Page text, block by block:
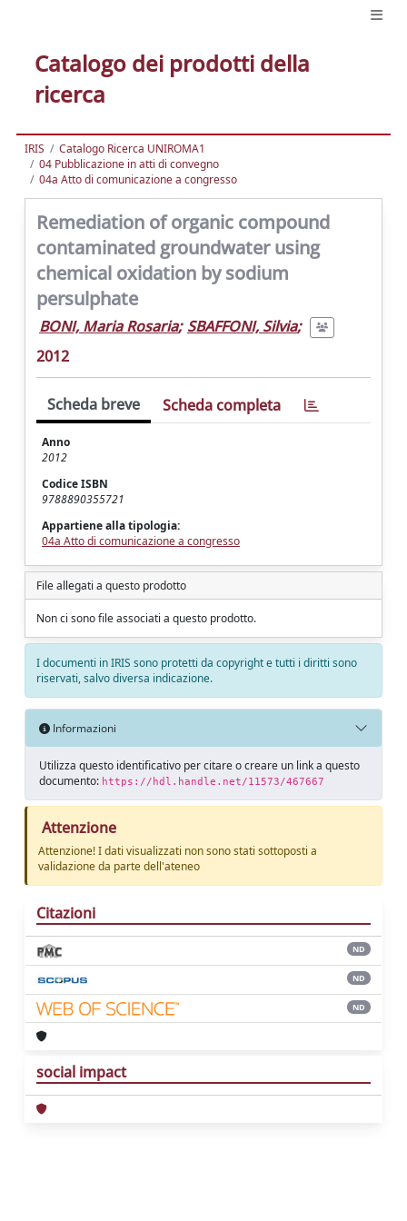
Catalogo dei prodotti della
ricerca
IRIS
Catalogo Ricerca UNIROMA1
04 Pubblicazione in atti di convegno
04a Atto di comunicazione a congresso
Remediation of organic compound
contaminated groundwater using
chemical oxidation by sodium
persulphate
BONI, Maria Rosaria; SBAFFONI, Silvia;
2012
Scheda breve Scheda completa
Anno
2012
Codice ISBN
9788890355721
Appartiene alla tipologia:
04a Atto di comunicazione a congresso
File allegati a questo prodotto
Non ci sono file associati a questo prodotto.
I documenti in IRIS sono protetti da copyright e tutti i diritti sono
riservati, salvo diversa indicazione.
Informazioni
Utilizza questo identificativo per citare o creare un link a questo
documento: https://hdl.handle.net/11573/467667
Attenzione
Attenzione! I dati visualizzati non sono stati sottoposti a
validazione da parte dell'ateneo
Citazioni
ND
ND
ND
social impact